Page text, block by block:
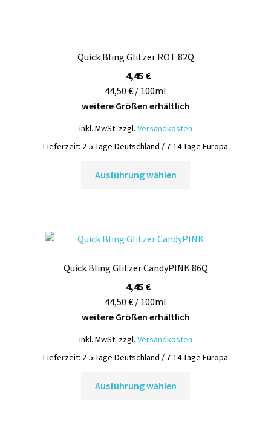
Die
Produktseite
gewählt
Quick Bling Glitzer ROT 82Q
4,45 €
44,50 € / 100ml
weitere Größen erhältlich
inkl. MwSt. zzgl. Versandkosten
Lieferzeit: 2-5 Tage Deutschland / 7-14 Tage Europa
Ausführung wählen
auf.
Optionen
gewählt
werden
Quick Bling Glitzer CandyPINK 86Q
4,45 €
44,50 € / 100ml
weitere Größen erhältlich
inkl. MwSt. zzgl. Versandkosten
Lieferzeit: 2-5 Tage Deutschland / 7-14 Tage Europa
Ausführung wählen